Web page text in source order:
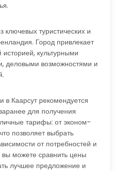
ключевых туристических и
Город привлекает
историей, культурными
деловыми возможностями и
в Каарсут рекомендуется
для получения
тарифы: от эконом-
позволяет выбрать
от потребностей и
можете сравнить цены
лучшее предложение и